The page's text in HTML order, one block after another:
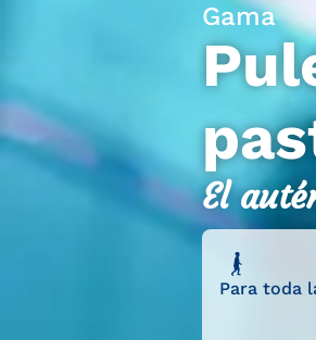
Gama
El
Para toda